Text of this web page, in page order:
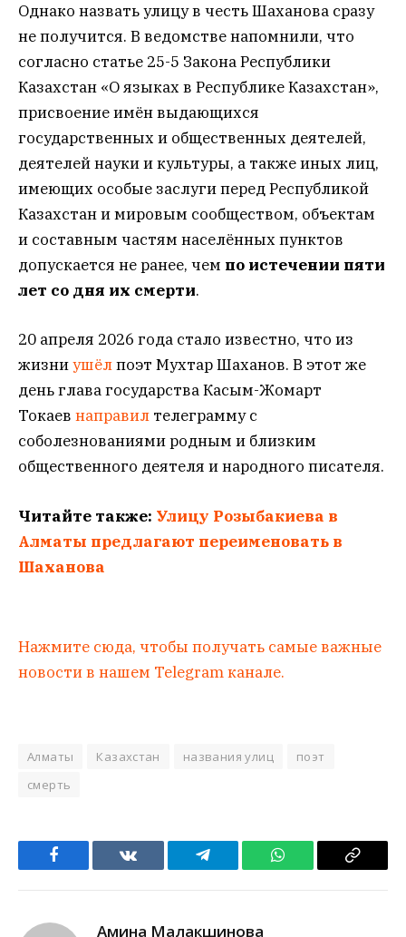
Однако назвать улицу в честь Шаханова сразу
не получится. В ведомстве напомнили, что
согласно статье 25-5 Закона Республики
Казахстан «О языках в Республике Казахстан»,
присвоение имён выдающихся
государственных и общественных деятелей,
деятелей науки и культуры, а также иных лиц,
имеющих особые заслуги перед Республикой
Казахстан и мировым сообществом, объектам
и составным частям населённых пунктов
допускается не ранее, чем по истечении пяти
лет со дня их смерти.
20 апреля 2026 года стало известно, что из
жизниушёлпоэт Мухтар Шаханов. В этот же
день глава государства Касым-Жомарт
Токаев направил телеграмму с
соболезнованиями родным и близким
общественного деятеля и народного писателя.
Читайте также: Улицу Розыбакиева в
Алматы предлагают переименовать в
Шаханова
Нажмите сюда, чтобы получать самые важные
новости в нашем Telegram канале.
Алматы Казахстан названия улиц
поэт
смерть
Facebook VKontakteTelegram WhatsApp Copy
Амина Малакшинова